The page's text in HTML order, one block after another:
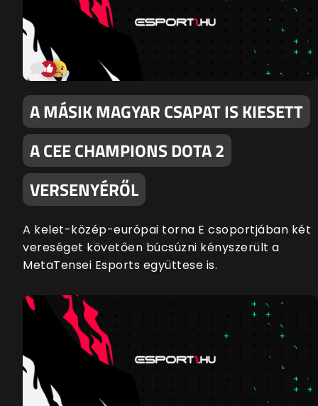
A MÁSIK MAGYAR CSAPAT IS KIESETT
A CEE CHAMPIONS DOTA 2
VERSENYÉRŐL
A kelet-közép-európai torna E csoportjában két
vereséget követően búcsúzni kényszerült a
MetaTensei Esports együttese is.